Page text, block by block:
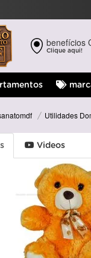
benefícios
Clique aqui!
Utilidades
Videos